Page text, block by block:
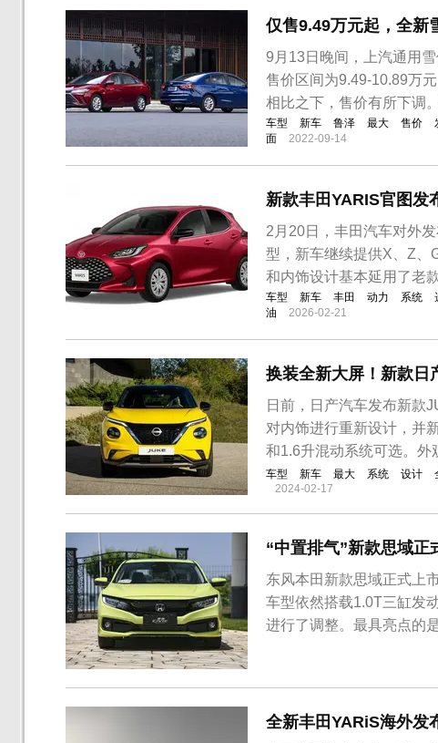
仅售9.49万元起，全新
9月13日晚间，上汽通用
售价区间为9.49-10.89万
相比之下，售价有所下调
车型 新车 鲁泽 最大 售价
面
2022-09-14
新款丰田YARIS官图发
2月20日，丰田汽车对外
型，新车继续提供X、Z、
和内饰设计基本延用了老
车型 新车 丰田 动力 系统
油
2026-02-21
换装全新大屏！新款日
日前，日产汽车发布新款
对内饰进行重新设计，并
和1.6升混动系统可选。外
车型 新车 最大 系统 设计
2024-02-17
“中置排气”新款思域
东风本田新款思域正式上
车型依然搭载1.0T三缸发
进行了调整。最具亮点的
钢琴烤漆，新款车型提供
版外观更加运动化。新款
全新丰田YARiS海外发